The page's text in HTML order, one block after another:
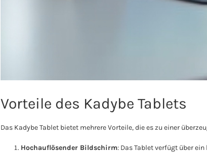
Vorteile des Kadybe Tablets
Das Kadybe Tablet bietet mehrere Vorteile, die es zu einer
Hochauflösender Bildschirm: Das Tablet verfügt über